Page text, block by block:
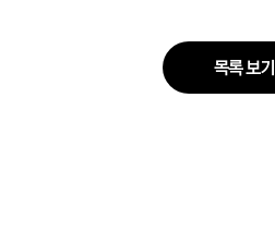
목록 보기